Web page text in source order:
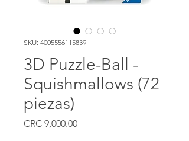
SKU: 4005556115839
3D Puzzle-Ball -
Squishmallows (72
piezas)
CRC 9,000.00Precio